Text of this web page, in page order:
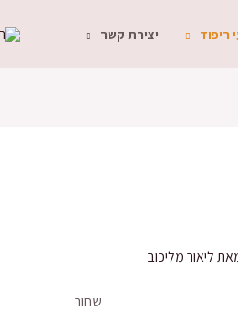
יצירת קשר
ליאור מליכוב
שחור